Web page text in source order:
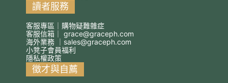
讀者服務
客服專區｜購物疑難雜症
客服信箱｜ grace@graceph.com
海外業務 ｜ sales@graceph.com
小凳子會員福利
隱私權政策
徵才與自薦